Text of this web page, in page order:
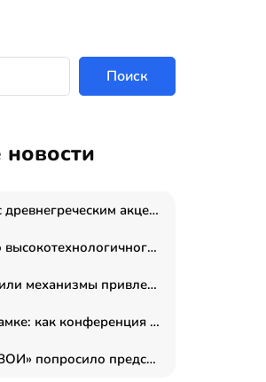
Поиск
Коммуникации с древнегреческим акцентом: медиаменеджер и журналист Владимир Дергачев запустил коммуникационное агентство «Сократ 2.0»
От логистики до высокотехнологичного производства: как основатель “гагаринга” выстраивает экосистему безопасности и гражданских БПЛА
Эксперты обсудили механизмы привлечения молодых специалистов в промышленные города
Переговоры в рамке: как конференция «Бизнес как искусство» переформатирует деловой этикет в стенах ТПП РФ
Руководство «СВОИ» попросило председателя СКР дать правовую оценку обысков в тыловом штабе